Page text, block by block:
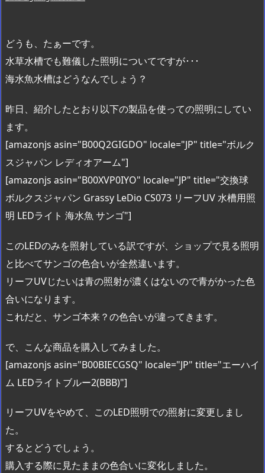
どうも、たぁーです。
水草水槽でも難儀した照明についてですが･･･
海水魚水槽はどうなんでしょう？
昨日、紹介したとおり以下の製品を使っての照明にしてい
ます。
[amazonjs asin="B00Q2GIGDO" locale="JP" title="ボルク
スジャパン レディオアーム"]
[amazonjs asin="B00XVP0IYO" locale="JP" title="交換球
ボルクスジャパン Grassy LeDio CS073 リーフUV 水槽用照
明 LEDライト 海水魚 サンゴ"]
このLEDのみを照射している訳ですが、ショップで見る照明
と比べてサンゴの色合いが全然違います。
リーフUVじたいは青の照射が濃くはないので青がかった色
合いになります。
これだと、サンゴ本来？の色合いが違ってきます。
で、こんな商品を購入してみました。
[amazonjs asin="B00BIECGSQ" locale="JP" title="エーハイ
ム LEDライトブルー2(BBB)"]
リーフUVをやめて、このLED照明での照射に変更しまし
た。
するとどうでしょう。
購入する際に見たままの色合いに変化しました。